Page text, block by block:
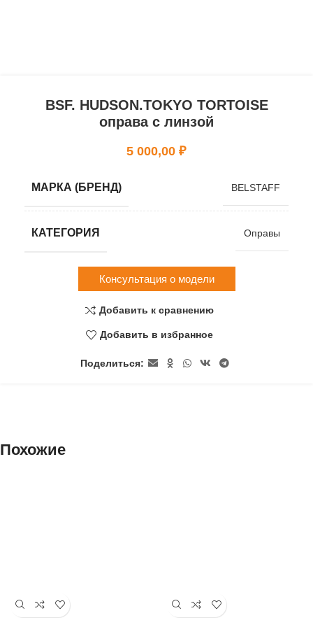
BSF. HUDSON.TOKYO TORTOISE
оправа с линзой
5 000,00 ₽
МАРКА (БРЕНД) BELSTAFF
КАТЕГОРИЯ Оправы
Консультация о модели
Добавить к сравнению
Добавить в избранное
Поделиться:
Похожие